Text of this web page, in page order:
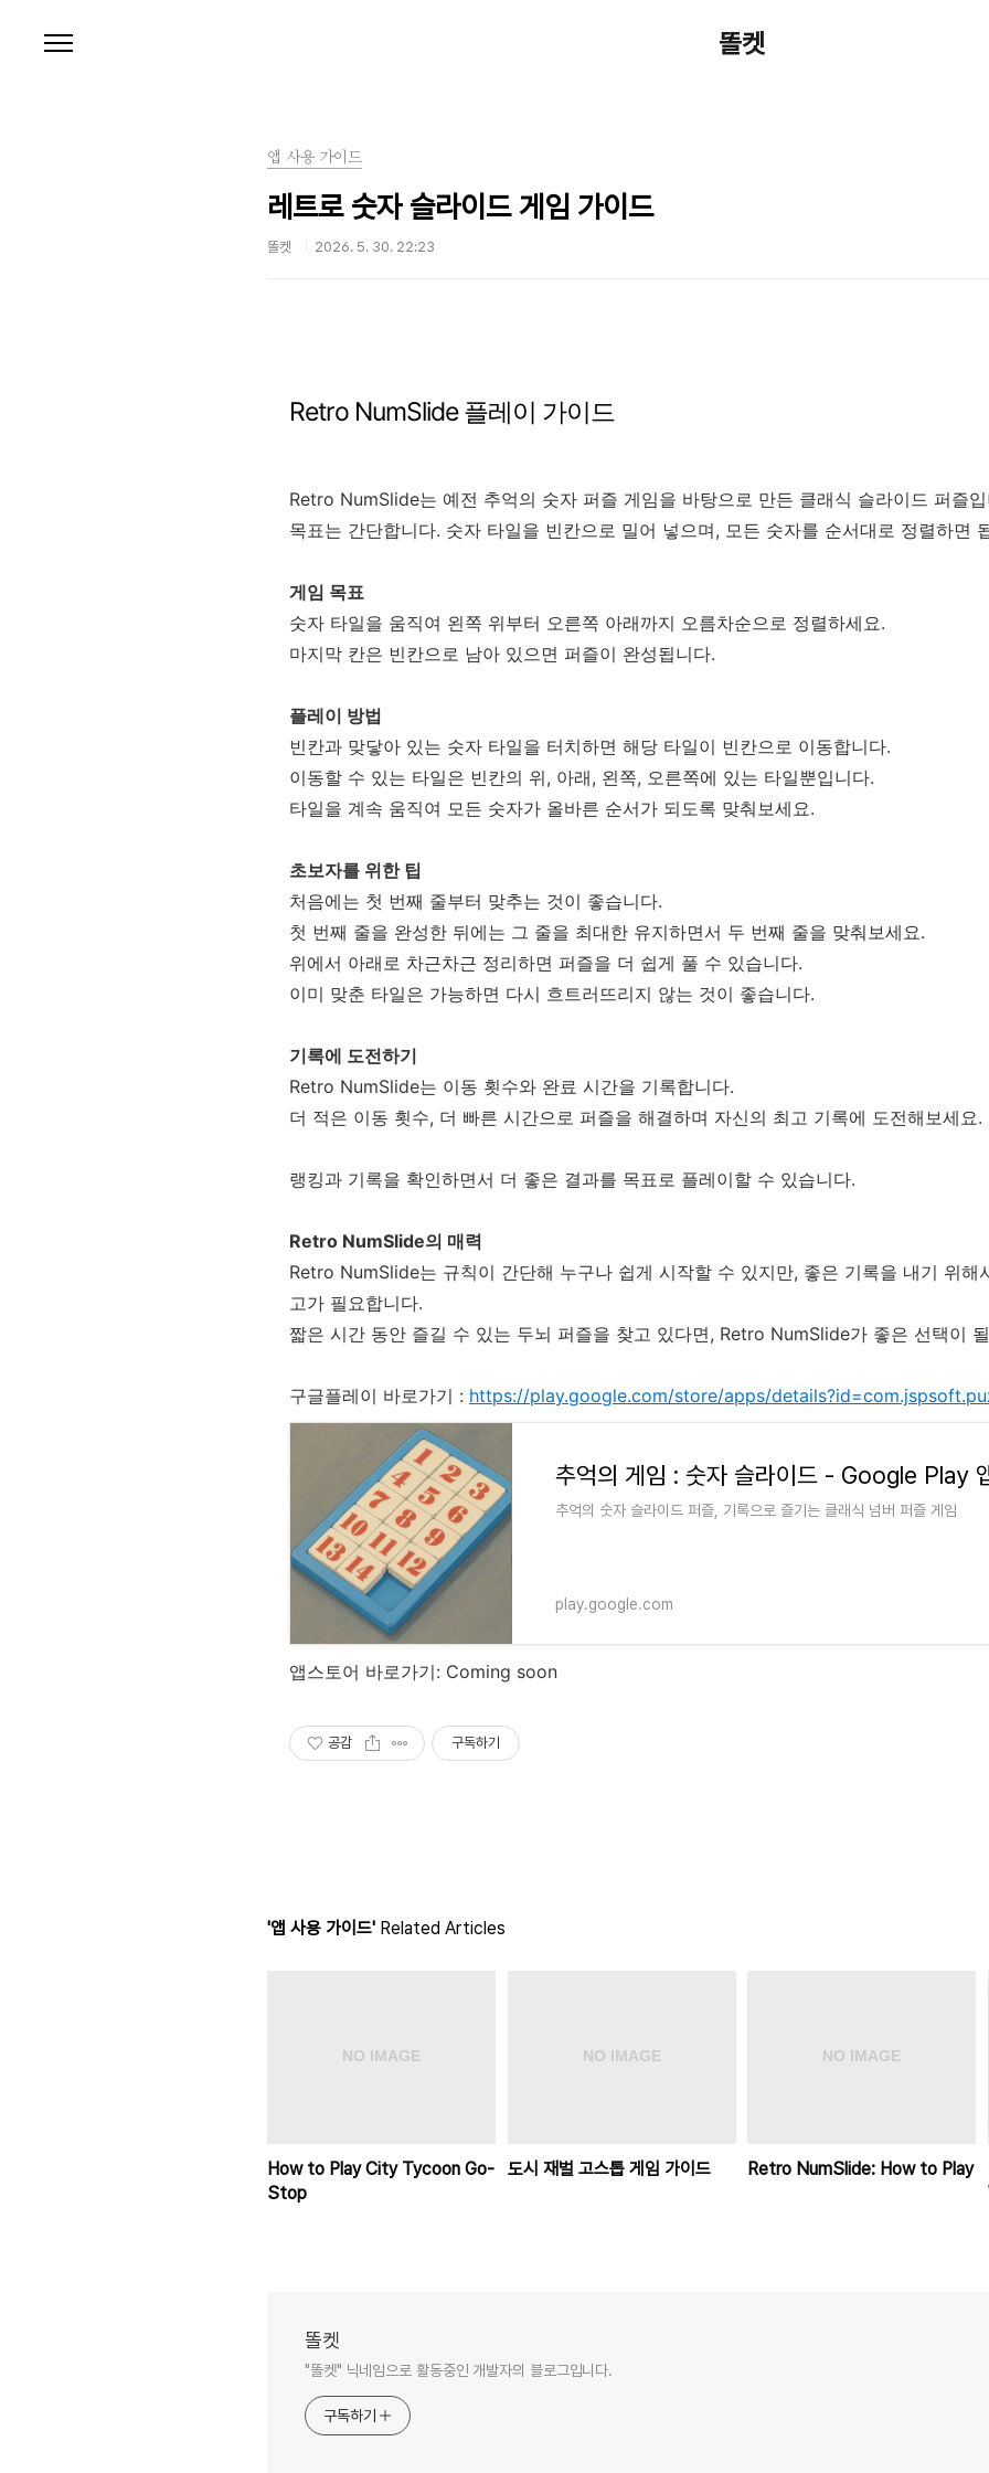
똘켓
앱 사용 가이드
레트로 숫자 슬라이드 게임 가이드
똘켓 2026. 5. 30. 22:23
Retro NumSlide 플레이 가이드
Retro NumSlide는 예전 추억의 숫자 퍼즐 게임을 바탕으로 만든 클래식 슬라이드 퍼즐
목표는 간단합니다. 숫자 타일을 빈칸으로 밀어 넣으며, 모든 숫자를 순서대로 정렬하면
게임 목표
숫자 타일을 움직여 왼쪽 위부터 오른쪽 아래까지 오름차순으로 정렬하세요.
마지막 칸은 빈칸으로 남아 있으면 퍼즐이 완성됩니다.
플레이 방법
빈칸과 맞닿아 있는 숫자 타일을 터치하면 해당 타일이 빈칸으로 이동합니다.
이동할 수 있는 타일은 빈칸의 위, 아래, 왼쪽, 오른쪽에 있는 타일뿐입니다.
타일을 계속 움직여 모든 숫자가 올바른 순서가 되도록 맞춰보세요.
초보자를 위한 팁
처음에는 첫 번째 줄부터 맞추는 것이 좋습니다.
첫 번째 줄을 완성한 뒤에는 그 줄을 최대한 유지하면서 두 번째 줄을 맞춰보세요.
위에서 아래로 차근차근 정리하면 퍼즐을 더 쉽게 풀 수 있습니다.
이미 맞춘 타일은 가능하면 다시 흐트러뜨리지 않는 것이 좋습니다.
기록에 도전하기
Retro NumSlide는 이동 횟수와 완료 시간을 기록합니다.
더 적은 이동 횟수, 더 빠른 시간으로 퍼즐을 해결하며 자신의 최고 기록에 도전해보세요.
랭킹과 기록을 확인하면서 더 좋은 결과를 목표로 플레이할 수 있습니다.
Retro NumSlide의 매력
Retro NumSlide는 규칙이 간단해 누구나 쉽게 시작할 수 있지만, 좋은 기록을 내기 위해
고가 필요합니다.
짧은 시간 동안 즐길 수 있는 두뇌 퍼즐을 찾고 있다면, Retro NumSlide가 좋은 선택이
구글플레이 바로가기 : https://play.google.com/store/apps/
추억의 게임 : 숫자 슬라이드 - Google Play
추억의 숫자 슬라이드 퍼즐, 기록으로 즐기는 클래식 넘버 퍼즐 게임
play.google.com
앱스토어 바로가기: Coming soon
공감 구독하기
'앱 사용 가이드' Related Articles
How to Play City Tycoon Go-
Stop
도시 재벌 고스톱 게임 가이드 Retro NumSlide: How to Play
똘켓
"똘켓" 닉네임으로 활동중인 개발자의 블로그입니다.
구독하기